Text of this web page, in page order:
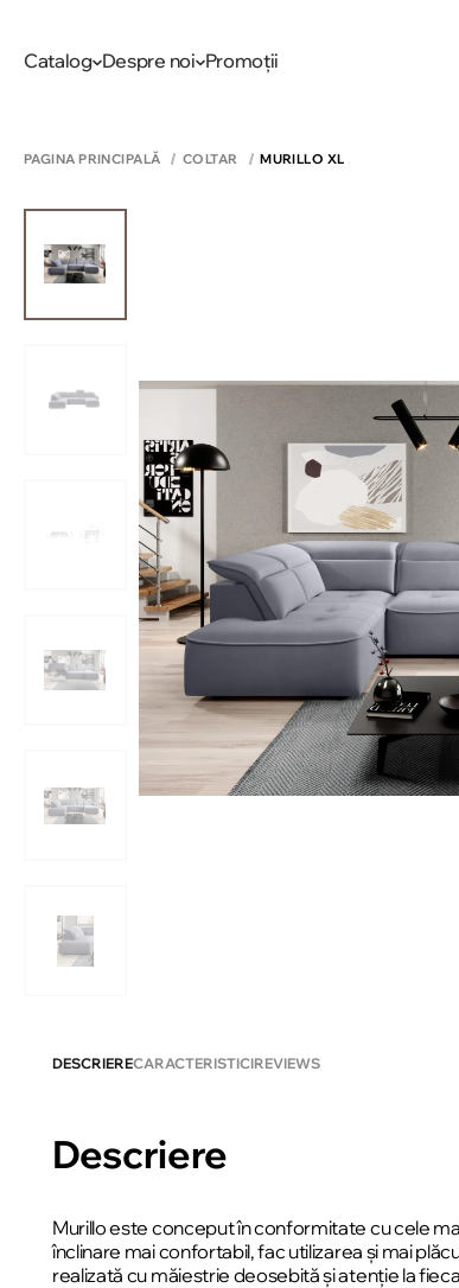
Catalog Despre noi Promoții
PAGINA PRINCIPALĂ COLTAR MURILLO XL
DESCRIERECARACTERISTICIREVIEWS
Descriere
Murillo este conceput în conformitate cu cele
înclinare mai confortabil, fac utilizarea și mai
realizată cu măiestrie deosebită și atenție la